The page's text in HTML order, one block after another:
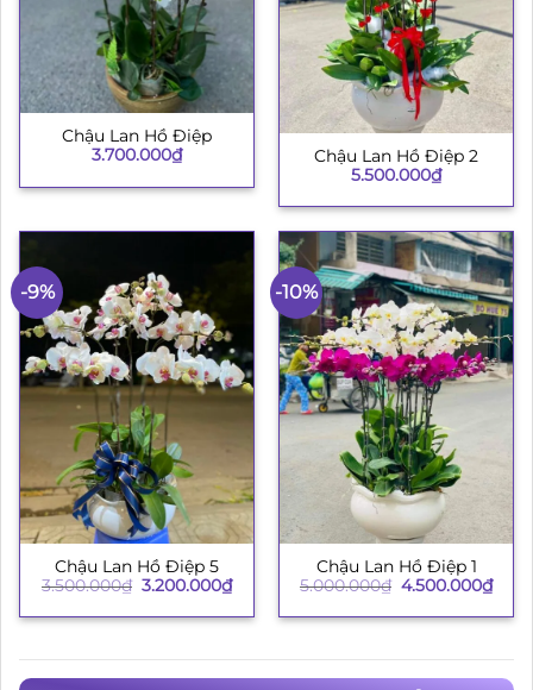
Chậu Lan Hồ Điệp
3.700.000₫
Chậu Lan Hồ Điệp 2
5.500.000₫
-9%
Chậu Lan Hồ Điệp 5
3.500.000₫ Giá
là:
3.200.000₫Giá
hiện
tại
-10%
Chậu Lan Hồ Điệp 1
5.000.000₫ Giá
là:
4.500.000₫Giá
hiện
tại